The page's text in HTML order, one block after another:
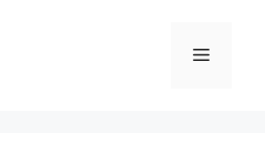
Menu